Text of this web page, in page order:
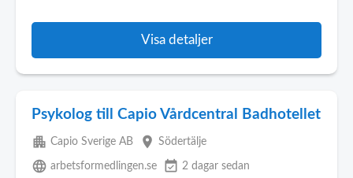
Visa detaljer
Psykolog till Capio Vårdcentral Badhotellet
apartment Capio Sverige AB place Södertälje
language arbetsformedlingen.se event_available 2 dagar sedan